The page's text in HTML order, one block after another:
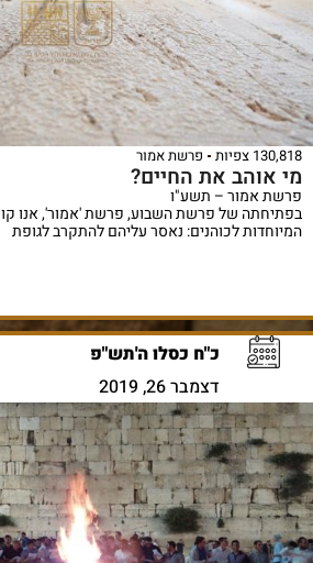
130,818 צפיות פרשת אמור
מי אוהב את החיים?
פרשת אמור – תשע"ו
בפתיחתה של פרשת השבוע, פרשת 'אמור', אנו
המיוחדות לכוהנים: נאסר עליהם להתקרב לגופת
כ"ח כסלו ה'תש"פ
דצמבר 26, 2019